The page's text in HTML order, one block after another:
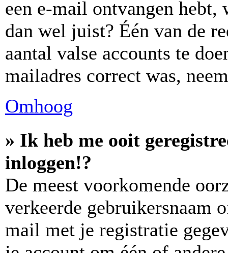
een e-mail ontvangen hebt,
dan wel juist? Één van de
aantal valse accounts te
mailadres correct was,
Omhoog
» Ik heb me ooit
inloggen!?
De meest voorkomende
verkeerde gebruikersnaam
mail met je registratie